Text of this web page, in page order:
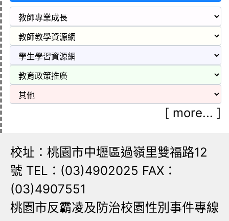
[ more... ]
校址：桃園市中壢區過嶺里雙福路12
號 TEL：(03)4902025 FAX：
(03)4907551
桃園市反霸凌及防治校園性別事件專線